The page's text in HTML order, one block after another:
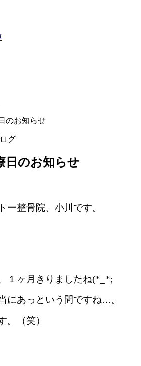
のお知らせ
グ
のお知らせ
ー整骨院、小川です。
１ヶ月きりましたね(*_*;
にあっという間ですね…。
。（笑）